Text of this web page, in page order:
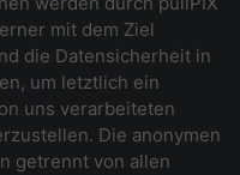
mit dem Ziel
die Datensicherheit in
um letztlich ein
uns verarbeiteten
Die anonymen
getrennt von allen